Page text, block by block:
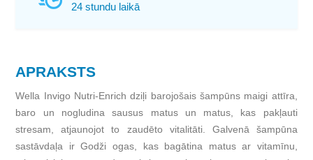
24 stundu laikā
APRAKSTS
Wella Invigo Nutri-Enrich dziļi barojošais šampūns maigi attīra,
baro un nogludina sausus matus un matus, kas pakļauti
stresam, atjaunojot to zaudēto vitalitāti. Galvenā šampūna
sastāvdaļa ir Godži ogas, kas bagātina matus ar vitamīnu,